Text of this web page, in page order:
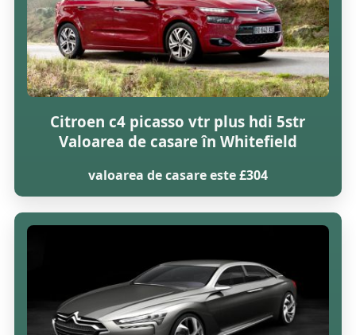
Citroen c4 picasso vtr plus hdi 5str
Valoarea de casare în Whitefield
valoarea de casare este £304